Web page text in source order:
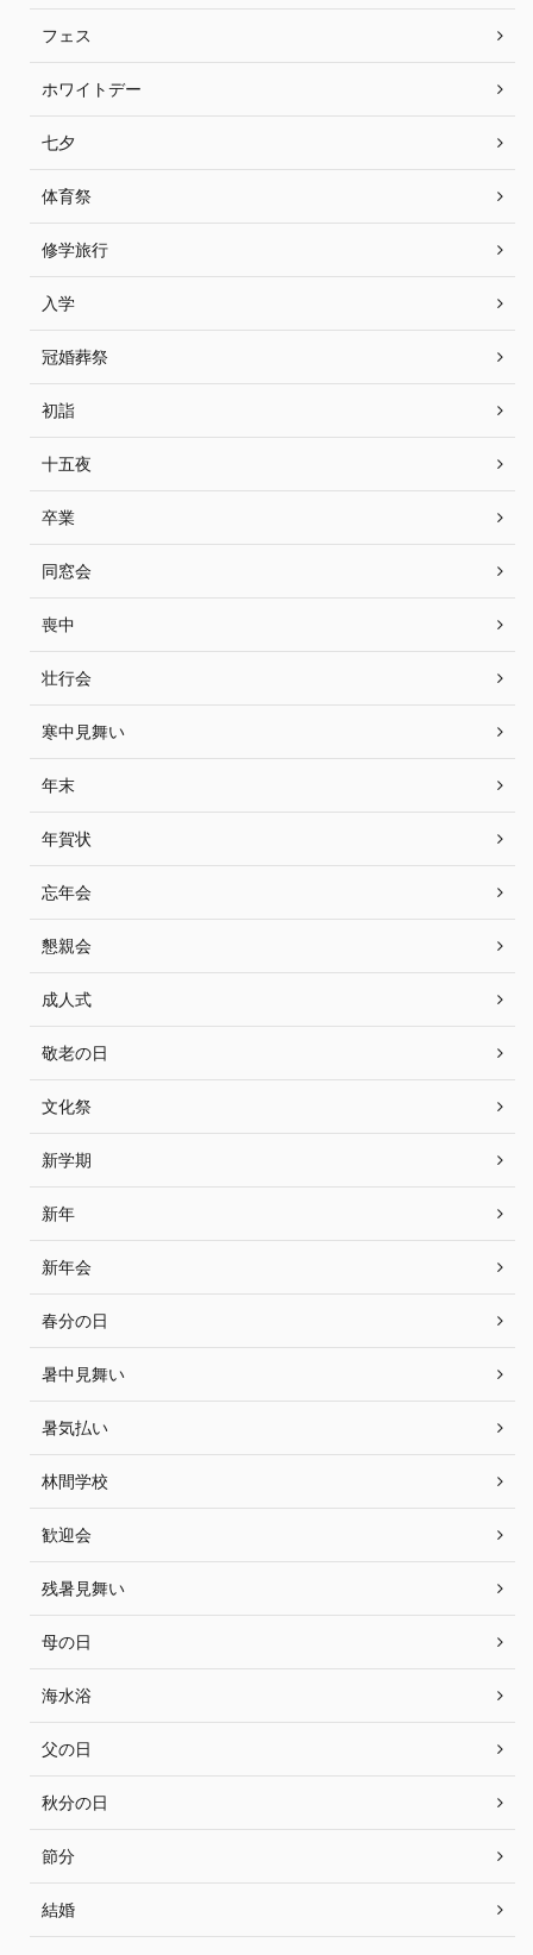
フェス
ホワイトデー
七夕
体育祭
修学旅行
入学
冠婚葬祭
初詣
十五夜
卒業
同窓会
喪中
壮行会
寒中見舞い
年末
年賀状
忘年会
懇親会
成人式
敬老の日
文化祭
新学期
新年
新年会
春分の日
暑中見舞い
暑気払い
林間学校
歓迎会
残暑見舞い
母の日
海水浴
父の日
秋分の日
節分
結婚